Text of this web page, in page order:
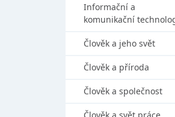
Informační a
komunikační
Člověk a jeho svět
Člověk a příroda
Člověk a společnost